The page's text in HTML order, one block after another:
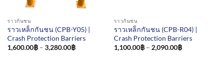
ราวกันชน
ราวเหล็กกันชน (CPB-Y05) |
Crash Protection Barriers
1,600.00฿ – 3,280.00฿Price
ราวกันชน
ราวเหล็กกันชน (CPB-R04) |
Crash Protection Barriers
1,100.00฿ – 2,090.00฿Price